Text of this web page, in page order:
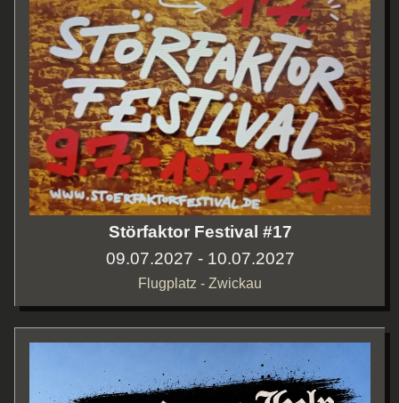
Störfaktor Festival #17
09.07.2027 - 10.07.2027
Flugplatz - Zwickau